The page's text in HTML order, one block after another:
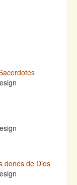
dones de Dios